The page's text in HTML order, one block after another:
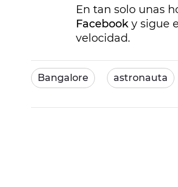
En tan solo unas
Facebook y sigue
velocidad.
Bangalore astronauta